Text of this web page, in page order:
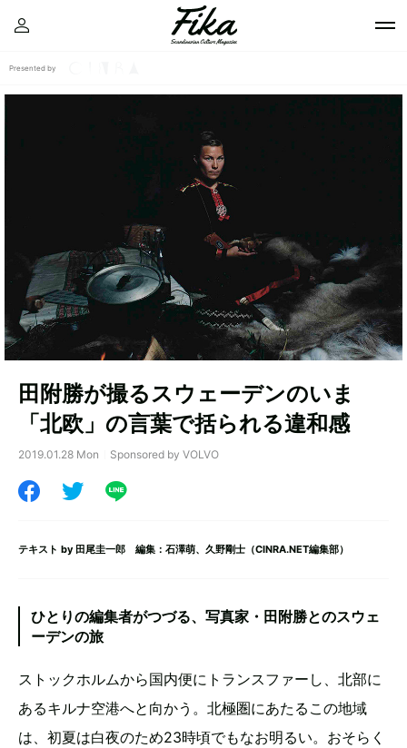
Presented by
田附勝が撮るスウェーデンのいま
「北欧」の言葉で括られる違和感
2019.01.28 Mon Sponsored by VOLVO
テキスト by 田尾圭一郎 編集：石澤萌、久野剛士（CINRA.NET編集部）
ひとりの編集者がつづる、写真家・田附勝とのスウェ
ーデンの旅
ストックホルムから国内便にトランスファーし、北部に
あるキルナ空港へと向かう。北極圏にあたるこの地域
は、初夏は白夜のため23時頃でもなお明るい。おそらく